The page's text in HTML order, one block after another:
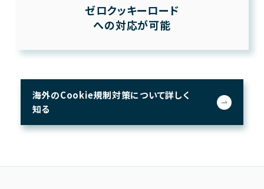
ゼロクッキーロード
への対応が可能
海外のCookie規制対策について詳しく
知る